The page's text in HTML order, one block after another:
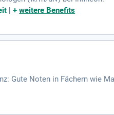
|+weitere Benefits
Noten in Fächern wie